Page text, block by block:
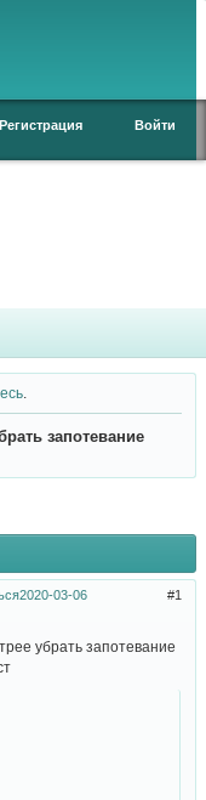
Регистрация Войти
запотевание
1
2020-03-06
убрать запотевание